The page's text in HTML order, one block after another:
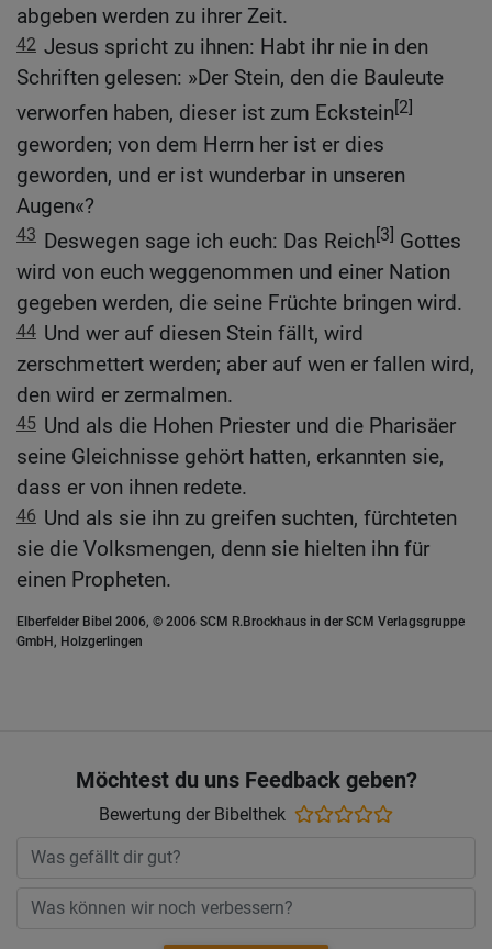
abgeben werden zu ihrer Zeit.
42 Jesus spricht zu ihnen: Habt ihr nie in den
Schriften gelesen: »Der Stein, den die Bauleute
verworfen haben, dieser ist zum Eckstein[2]
geworden; von dem Herrn her ist er dies
geworden, und er ist wunderbar in unseren
Augen«?
43 Deswegen sage ich euch: Das Reich[3] Gottes
wird von euch weggenommen und einer Nation
gegeben werden, die seine Früchte bringen wird.
44 Und wer auf diesen Stein fällt, wird
zerschmettert werden; aber auf wen er fallen wird,
den wird er zermalmen.
45 Und als die Hohen Priester und die Pharisäer
seine Gleichnisse gehört hatten, erkannten sie,
dass er von ihnen redete.
46 Und als sie ihn zu greifen suchten, fürchteten
sie die Volksmengen, denn sie hielten ihn für
einen Propheten.
Elberfelder Bibel 2006, © 2006 SCM R.Brockhaus in der SCM Verlagsgruppe
GmbH, Holzgerlingen
Möchtest du uns Feedback geben?
Bewertung der Bibelthek